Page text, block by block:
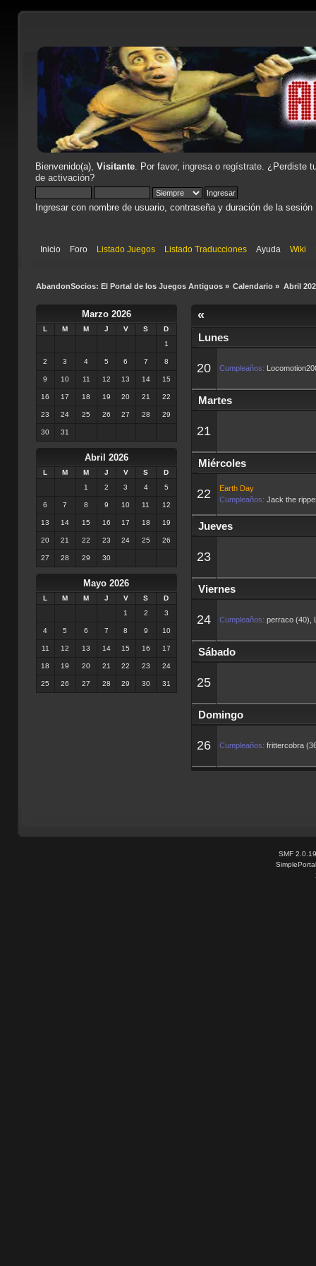
Bienvenido(a), Visitante. Por favor, ingresao regístrate. ¿Perdiste
de activación?
Ingresar con nombre de usuario, contraseña y duración de la sesión
Inicio Foro Listado Juegos Listado Traducciones Ayuda Wiki
AbandonSocios: El Portal de los Juegos Antiguos» Calendario » Abril
Marzo 2026
L M M J V S
D
1
2 3 4 5 6 7 8
9 10 11 12 13 14 15
16 17 18 19 20 21 22
23 24 25 26 27 28 29
30 31
Abril 2026
L M M J V S
D
1
2 3 4 5
6 7 8 9 10 11 12
13 14 15 16 17 18 19
20 21 22 23 24 25 26
27 28 29 30
Mayo 2026
L M M J V S
D
1
2 3
4 5 6 7 8 9 10
11 12 13 14 15 16 17
18 19 20 21 22 23 24
25 26 27 28 29 30 31
«
Lunes
20 Cumpleaños:
Martes
21
Miércoles
22
Earth Day
Cumpleaños: Jack the
Jueves
23
Viernes
24 Cumpleaños: perraco (40)
Sábado
25
Domingo
26 Cumpleaños: frittercobra
SMF 2.0.19